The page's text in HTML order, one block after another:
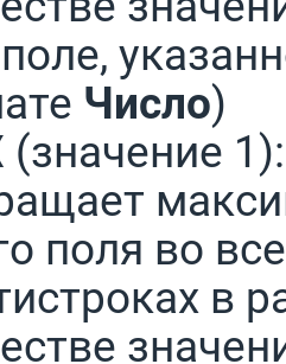
Число)
(значение 1):
поля во
в